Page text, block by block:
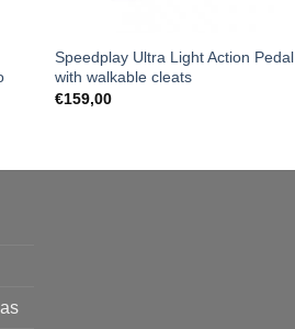
Speedplay Ultra Light Action Pedal
with walkable cleats
€159,00